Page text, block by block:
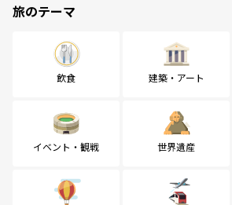
旅のテーマ
飲食 建築・アート
イベント・観戦 世界遺産